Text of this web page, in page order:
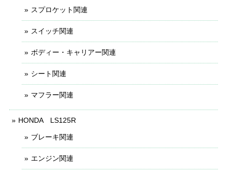
スプロケット関連
スイッチ関連
ボディー・キャリアー関連
シート関連
マフラー関連
HONDA LS125R
ブレーキ関連
エンジン関連